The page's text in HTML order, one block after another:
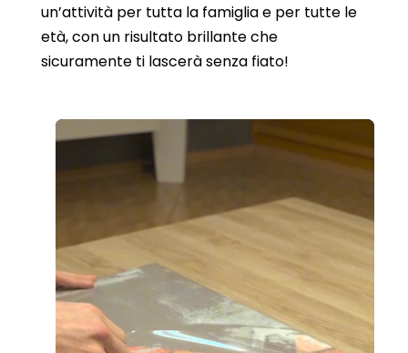
un’attività per tutta la famiglia e per tutte le
età, con un risultato brillante che
sicuramente ti lascerà senza fiato!